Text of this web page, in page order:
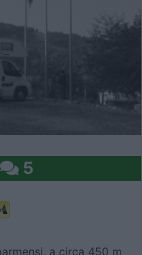
5
a circa 450 m